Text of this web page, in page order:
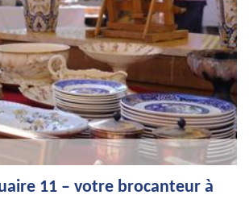
11 – votre brocanteur à